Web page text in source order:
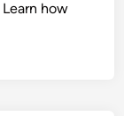
Learn how